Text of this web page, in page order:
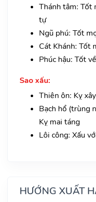
Thánh tâm: Tốt
tự
Ngũ phú: Tốt
Cát Khánh: Tốt
Phúc hậu: Tốt
Sao xấu:
Thiên ôn: Kỵ
Bạch hổ (trùng
Kỵ mai táng
Lôi công: Xấu
HƯỚNG XUẤT